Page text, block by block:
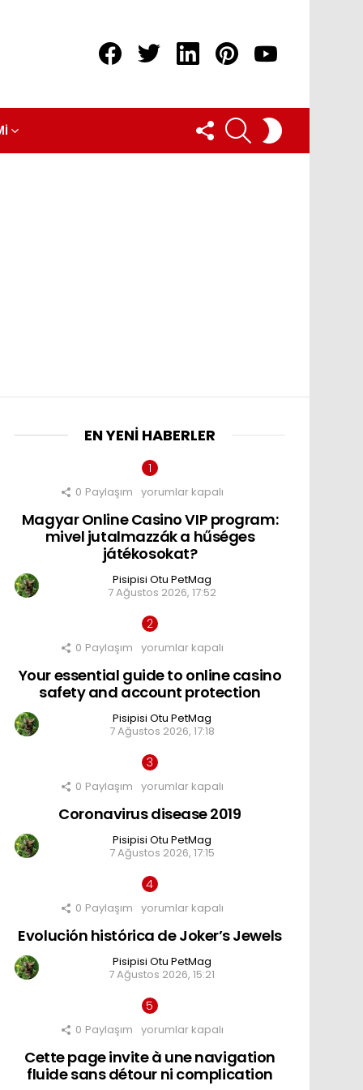
FOLLOW
US
ARAMA
EN YENI HABERLER
0 Paylaşım
Magyar
Casino
VIP
program:
mivel
a
hűséges
için
yorumlar kapalı
Magyar Online Casino VIP program:
mivel jutalmazzák a hűséges
játékosokat?
Pisipisi Otu PetMag
7 Ağustos 2026, 17:52
0 Paylaşım
Your
guide
to
online
casino
safety
and
account
protection
yorumlar kapalı
Your essential guide to online casino
safety and account protection
Pisipisi Otu PetMag
7 Ağustos 2026, 17:18
0 Paylaşım
Coronavirus
2019
yorumlar kapalı
Coronavirus disease 2019
Pisipisi Otu PetMag
7 Ağustos 2026, 17:15
0 Paylaşım
Evolución
de
Jewels
için
yorumlar kapalı
Evolución histórica de Joker’s Jewels
Pisipisi Otu PetMag
7 Ağustos 2026, 15:21
0 Paylaşım
Cette
invite
à
une
yorumlar kapalı
Cette page invite à une navigation
fluide sans détour ni complication